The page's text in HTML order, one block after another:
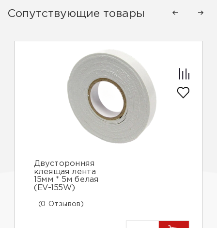
Сопутствующие товары
Двусторонняя
клеящая лента
15мм * 5м белая
(EV-155W)
(0 Отзывов)